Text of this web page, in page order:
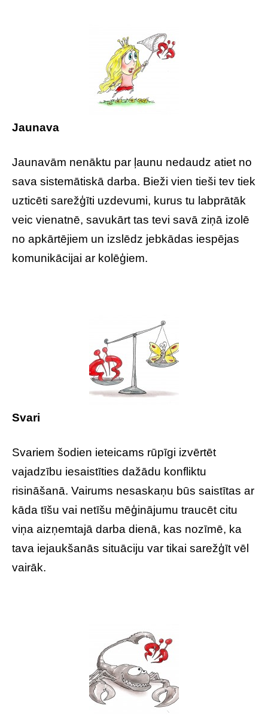
Jaunava
Jaunavām nenāktu par ļaunu nedaudz atiet no
sava sistemātiskā darba. Bieži vien tieši tev tiek
uzticēti sarežģīti uzdevumi, kurus tu labprātāk
veic vienatnē, savukārt tas tevi savā ziņā izolē
no apkārtējiem un izslēdz jebkādas iespējas
komunikācijai ar kolēģiem.
Svari
Svariem šodien ieteicams rūpīgi izvērtēt
vajadzību iesaistīties dažādu konfliktu
risināšanā. Vairums nesaskaņu būs saistītas ar
kāda tīšu vai netīšu mēģinājumu traucēt citu
viņa aizņemtajā darba dienā, kas nozīmē, ka
tava iejaukšanās situāciju var tikai sarežģīt vēl
vairāk.